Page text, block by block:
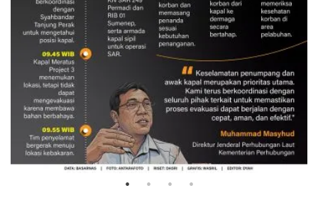
Evakuasi korban kebakaran KM
Mutiara Sentosa 2
3 Agustus 2026